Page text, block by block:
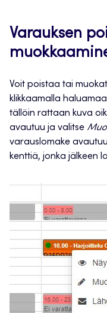
Varauksen
Voit poistaa tai
klikkaamalla
tällöin rattaan kuva
avautuu ja valitse
varauslomake
kenttiä, jonka jälkeen